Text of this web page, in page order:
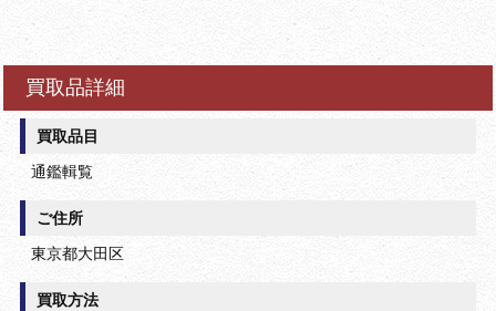
買取品詳細
買取品目
通鑑輯覧
ご住所
東京都大田区
買取方法